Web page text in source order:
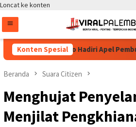
Loncat ke konten
Konten Spesial
Sigit Prabowo Hadiri Apel
Beranda Suara Citizen
Menghujat
Menjilat